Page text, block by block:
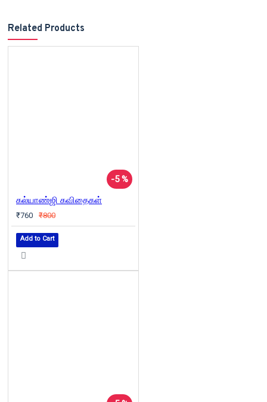
Related Products
-5 %
கல்யாண்ஜி கவிதைகள்
₹760 ₹800
Add to Cart